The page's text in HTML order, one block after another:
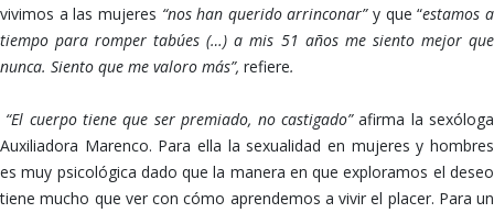
vivimos a las mujeres “nos han querido arrinconar”y que “estamos a
tiempo para romper tabúes (…) a mis 51 años me siento mejor que
nunca. Siento que me valoro más”, refiere.
“El cuerpo tiene que ser premiado, no castigado”afirma la sexóloga
Auxiliadora Marenco. Para ella la sexualidad en mujeres y hombres
es muy psicológica dado que la manera en que exploramos el deseo
tiene mucho que ver con cómo aprendemos a vivir el placer. Para un